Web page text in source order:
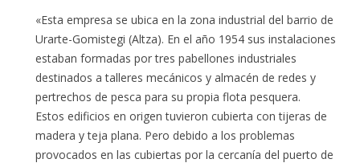
«Esta empresa se ubica en la zona industrial del barrio de
Urarte-Gomistegi (Altza). En el año 1954 sus instalaciones
estaban formadas por tres pabellones industriales
destinados a talleres mecánicos y almacén de redes y
pertrechos de pesca para su propia flota pesquera.
Estos edificios en origen tuvieron cubierta con tijeras de
madera y teja plana. Pero debido a los problemas
provocados en las cubiertas por la cercanía del puerto de